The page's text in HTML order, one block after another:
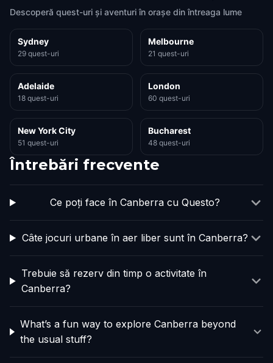
Descoperă quest-uri și aventuri în orașe din întreaga lume
Sydney
29 quest-uri
Melbourne
21 quest-uri
Adelaide
18 quest-uri
London
60 quest-uri
New York City
51 quest-uri
Bucharest
48 quest-uri
Întrebări frecvente
Ce poți face în Canberra cu Questo?
Câte jocuri urbane în aer liber sunt în Canberra?
Trebuie să rezerv din timp o activitate în
Canberra?
What’s a fun way to explore Canberra beyond
the usual stuff?